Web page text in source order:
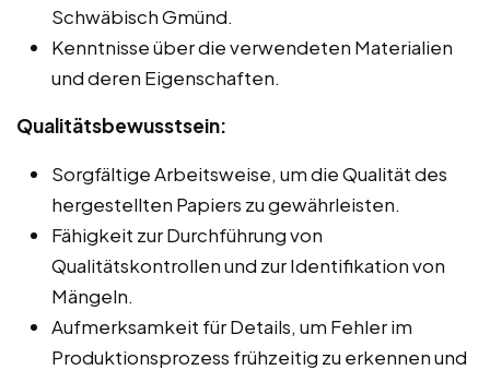
Schwäbisch Gmünd.
Kenntnisse über die verwendeten Materialien
und deren Eigenschaften.
Qualitätsbewusstsein:
Sorgfältige Arbeitsweise, um die Qualität des
hergestellten Papiers zu gewährleisten.
Fähigkeit zur Durchführung von
Qualitätskontrollen und zur Identifikation von
Mängeln.
Aufmerksamkeit für Details, um Fehler im
Produktionsprozess frühzeitig zu erkennen und